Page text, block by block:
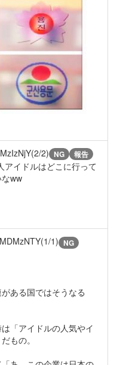
2) NG 報告
アイドルはどこに行って
ww
1) NG
ある国ではそうなる
「アイドルの人気やイ
もの。